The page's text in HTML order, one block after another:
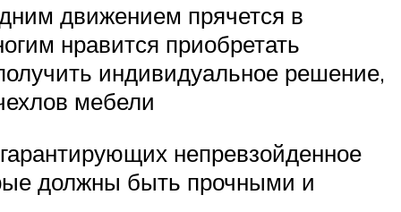
движением прячется в
нравится приобретать
индивидуальное решение,
мебели
непревзойденное
должны быть прочными и